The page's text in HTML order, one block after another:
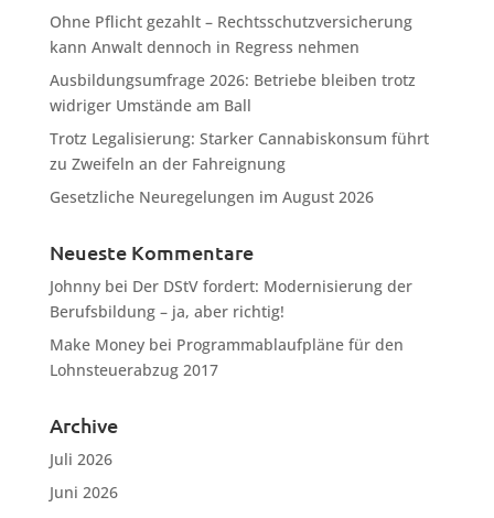
Ohne Pflicht gezahlt – Rechtsschutzversicherung
kann Anwalt dennoch in Regress nehmen
Ausbildungsumfrage 2026: Betriebe bleiben trotz
widriger Umstände am Ball
Trotz Legalisierung: Starker Cannabiskonsum führt
zu Zweifeln an der Fahreignung
Gesetzliche Neuregelungen im August 2026
Neueste Kommentare
Johnnybei Der DStV fordert: Modernisierung der
Berufsbildung – ja, aber richtig!
Make Moneybei Programmablaufpläne für den
Lohnsteuerabzug 2017
Archive
Juli 2026
Juni 2026